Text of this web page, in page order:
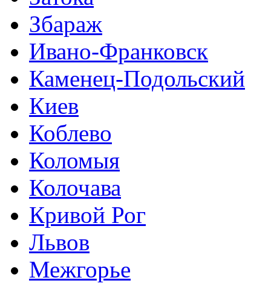
Збараж
Ивано-Франковск
Каменец-Подольский
Киев
Коблево
Коломыя
Колочава
Кривой Рог
Львов
Межгорье